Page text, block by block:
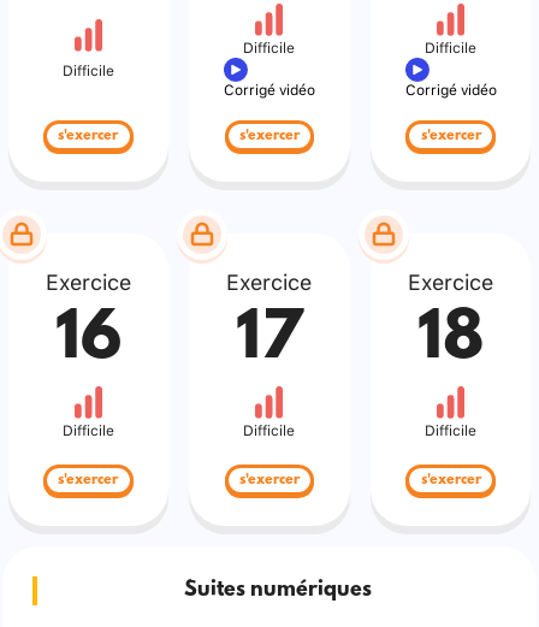
Difficile
s'exercer
Difficile
Corrigé vidéo
s'exercer
Difficile
Corrigé vidéo
s'exercer
Exercice
16
Difficile
s'exercer
Exercice
17
Difficile
s'exercer
Exercice
18
Difficile
s'exercer
Suites numériques